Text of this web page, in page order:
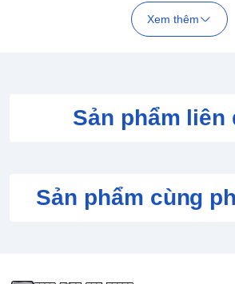
chiến đấu độc đáo để mang lại một trải
huyền diệu độc đáo trong phong cách
Mimigame Shop
Xem thêm
Sản phẩm liên
Sản phẩm cùng